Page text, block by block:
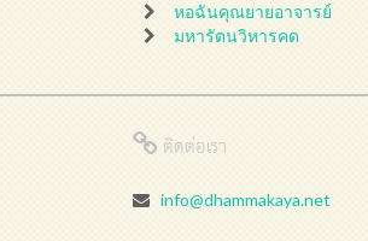
หอฉันคุณยายอาจารย์
มหารัตนวิหารคด
ติดต่อเรา
info@dhammakaya.net